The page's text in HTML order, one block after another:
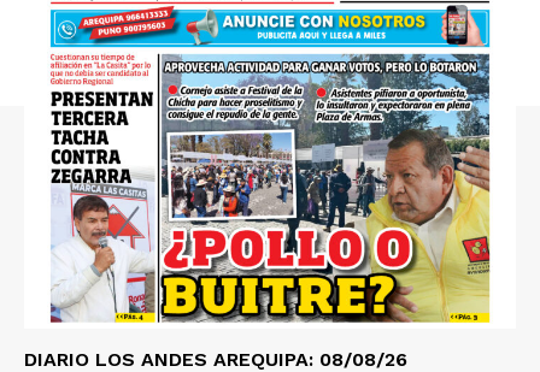
Diario los Andes
Nosotros
Contacto
Prensa
DIARIO LOS ANDES AREQUIPA: 08/08/26